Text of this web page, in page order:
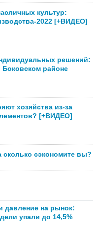
культур:
2022 [+ВИДЕО]
решений:
районе
хозяйства из-за
[+ВИДЕО]
сколько сэкономите вы?
давление на рынок:
упали до 14,5%